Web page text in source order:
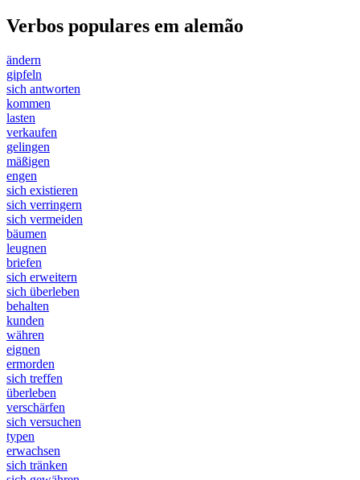
Verbos populares em alemão
ändern
gipfeln
sich antworten
kommen
lasten
verkaufen
gelingen
mäßigen
engen
sich existieren
sich verringern
sich vermeiden
bäumen
leugnen
briefen
sich erweitern
sich überleben
behalten
kunden
währen
eignen
ermorden
sich treffen
überleben
verschärfen
sich versuchen
typen
erwachsen
sich tränken